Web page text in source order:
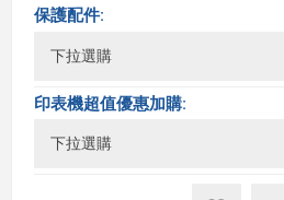
保護配件:
印表機超值優惠加購: